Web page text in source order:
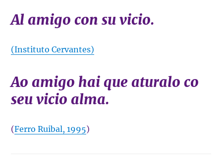
Al amigo con su vicio.
(Instituto Cervantes)
Ao amigo hai que aturalo co
seu vicio alma.
(Ferro Ruibal, 1995)